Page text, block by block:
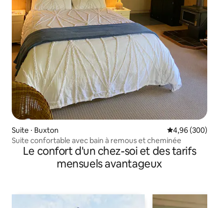
Suite ⋅ Buxton Évaluation
4,96 (300)
Suite confortable avec bain à remous et cheminée
Le confort d'un chez-soi et des tarifs
mensuels avantageux